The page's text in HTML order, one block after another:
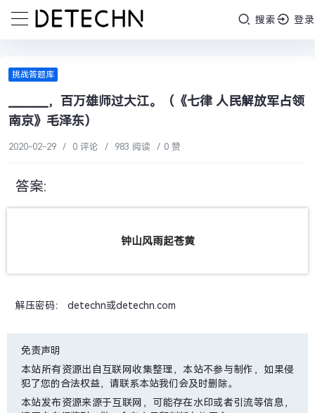
搜索 登录
挑战答题库
________，百万雄师过大江。（《七律 人民解放军占领
南京》毛泽东）
2020-02-29 / 0 评论 / 983 阅读 / 0 赞
答案:
钟山风雨起苍黄
解压密码： detechn或detechn.com
免责声明
本站所有资源出自互联网收集整理，本站不参与制作，如果侵
犯了您的合法权益，请联系本站我们会及时删除。
本站发布资源来源于互联网，可能存在水印或者引流等信息，